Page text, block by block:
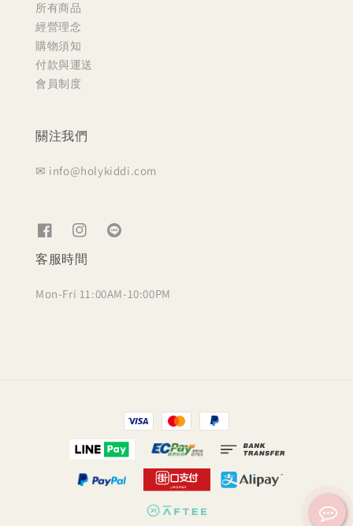
所有商品
經營理念
購物須知
付款與運送
會員制度
關注我們
✉ info@holykiddi.com
客服時間
Mon-Fri 11:00AM-10:00PM